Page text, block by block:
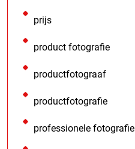
prijs
product fotografie
productfotograaf
productfotografie
professionele fotografie